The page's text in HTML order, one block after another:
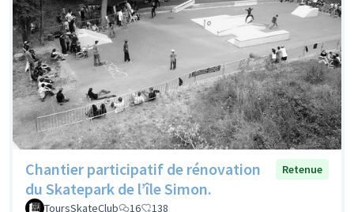
Chantier participatif de rénovation
du Skatepark de l’île Simon.
Retenue
ToursSkateClub 16 138